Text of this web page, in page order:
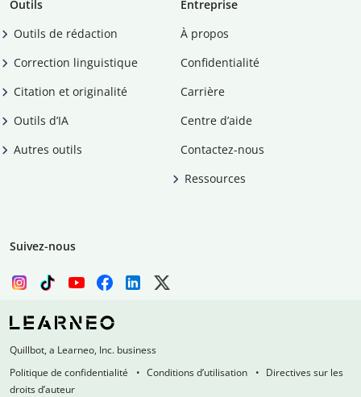
Outils
Outils de rédaction
Correction linguistique
Citation et originalité
Outils d’IA
Autres outils
Entreprise
À propos
Confidentialité
Carrière
Centre d’aide
Contactez-nous
Ressources
Suivez-nous
Quillbot, a Learneo, Inc. business
Politique de confidentialité
Conditions d’utilisation
Directives sur les
droits d’auteur